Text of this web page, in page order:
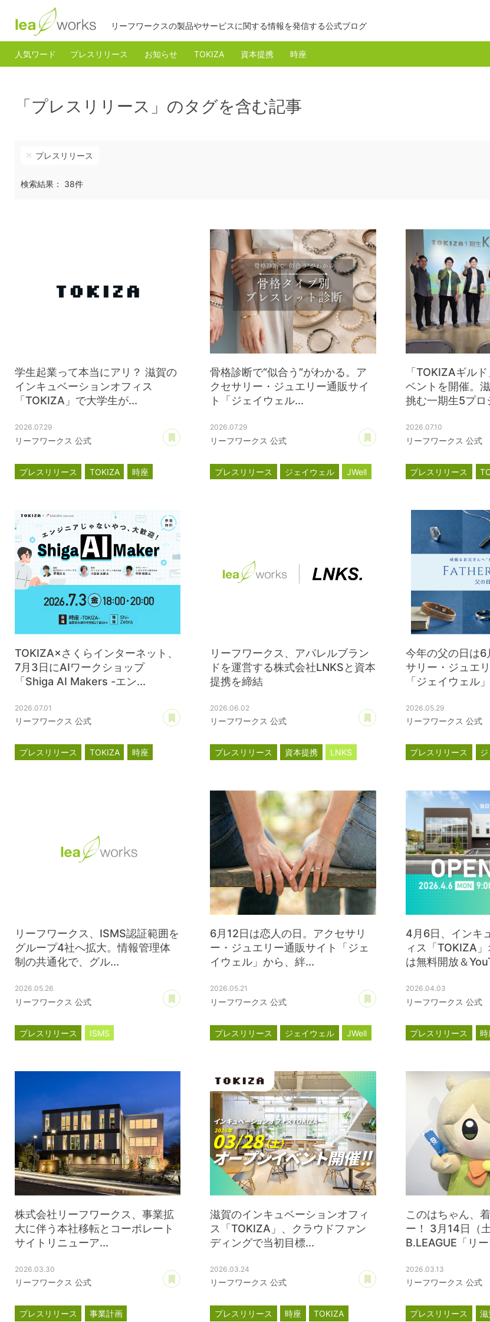
リーフワークスの製品やサービスに関する情報を発信する公式ブログ
人気ワード プレスリリース お知らせ TOKIZA 資本提携 時座
「プレスリリース」のタグを含む記事
プレスリリース
検索結果： 38件
学生起業って本当にアリ？ 滋賀の
インキュベーションオフィス
「TOKIZA」で大学生が...
2026.07.29
リーフワークス 公式
あとで読む
プレスリリース TOKIZA 時座
骨格診断で“似合う”がわかる。ア
クセサリー・ジュエリー通販サイ
ト「ジェイウェル...
2026.07.29
リーフワークス 公式
あとで読む
プレスリリース ジェイウェル JWell
「TOKIZAギル
ベントを開催。
挑む一期生5プロ
2026.07.10
リーフワークス 公式
プレスリリース
TOKIZA×さくらインターネット、
7月3日にAIワークショップ
「Shiga AI Makers -エン...
2026.07.01
リーフワークス 公式
あとで読む
プレスリリース TOKIZA 時座
リーフワークス、アパレルブラン
ドを運営する株式会社LNKSと資本
提携を締結
2026.06.02
リーフワークス 公式
あとで読む
プレスリリース 資本提携 LNKS
今年の父の日は6
サリー・ジュエ
「ジェイウェル
2026.05.29
リーフワークス 公式
プレスリリース
リーフワークス、ISMS認証範囲を
グループ4社へ拡大。情報管理体
制の共通化で、グル...
2026.05.26
リーフワークス 公式
あとで読む
プレスリリース ISMS
6月12日は恋人の日。アクセサリ
ー・ジュエリー通販サイト「ジェ
イウェル」から、絆...
2026.05.21
リーフワークス 公式
あとで読む
プレスリリース ジェイウェル JWell
4月6日、インキ
ィス「TOKIZA
は無料開放＆
2026.04.03
リーフワークス 公式
プレスリリース 時
株式会社リーフワークス、事業拡
大に伴う本社移転とコーポレート
サイトリニューア...
2026.03.30
リーフワークス 公式
あとで読む
プレスリリース
事業計画
滋賀のインキュベーションオフィ
ス「TOKIZA」、クラウドファン
ディングで当初目標...
2026.03.24
リーフワークス 公式
あとで読む
プレスリリース 時座
TOKIZA
このはちゃん、
ー！ 3月14日（
B.LEAGUE「リ
2026.03.13
リーフワークス 公式
プレスリリース
滋